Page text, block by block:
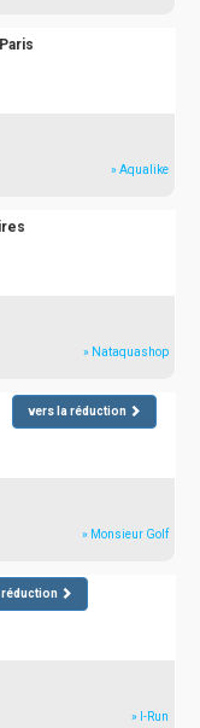
» Aqualike
» Nataquashop
vers la réduction
» Monsieur Golf
» I-Run